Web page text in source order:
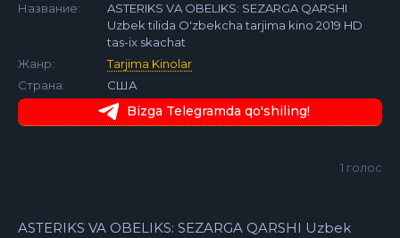
Название:
ASTERIKS VA OBELIKS: SEZARGA QARSHI
Uzbek tilida O'zbekcha tarjima kino 2019 HD
tas-ix skachat
Жанр:
Tarjima Kinolar
Страна:
США
Bizga Telegramda qo'shiling!
1 голос
ASTERIKS VA OBELIKS: SEZARGA QARSHI Uzbek